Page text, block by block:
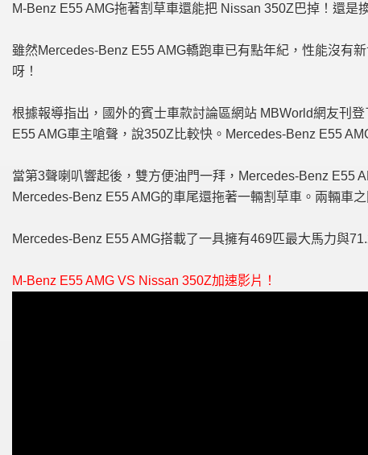
M-Benz E55 AMG拖著割草車還能把 Nissan 350Z巴掉！還是
雖然Mercedes-Benz E55 AMG轎跑車已有點年紀，性能沒有
呀！
根據報導指出，國外的賓士車款討論區網站 MBWorld網友刊
E55 AMG車主嗆聲，說350Z比較快。 Mercedes-Benz E55
當第3聲喇叭響起後，雙方便油門一拜， Mercedes-Benz E55
Mercedes-Benz E55 AMG的車尾還拖著一輛割草車。兩輛車
Mercedes-Benz E55 AMG搭載了一具擁有469匹最大馬力與
M-Benz E55 AMG VS Nissan 350Z加速影片！